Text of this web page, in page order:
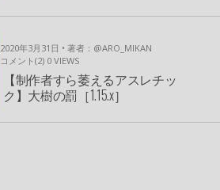
2020年3月31日 • 著者：@ARO_MIKAN
コメント(2) 0 VIEWS
【制作者すら萎えるアスレチッ
ク】大樹の罰［1.15.x］